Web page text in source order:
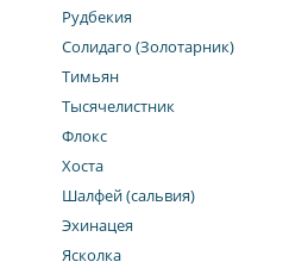
Рудбекия
Солидаго (Золотарник)
Тимьян
Тысячелистник
Флокс
Хоста
Шалфей (сальвия)
Эхинацея
Ясколка